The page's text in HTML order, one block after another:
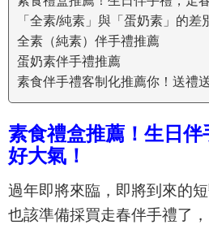
「全素/純素」與「蛋奶素」的差
全素（純素）伴手禮推薦
蛋奶素伴手禮推薦
素食伴手禮客制化推薦你！送禮
素食禮盒推薦！生日
好大氣！
過年即將來臨，即將到來的
也該準備採買走春伴手禮了，